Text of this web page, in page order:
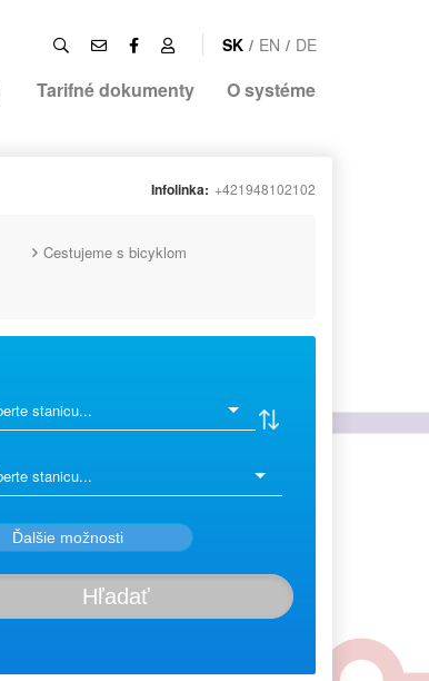
SK / EN / DE
Tarifné dokumenty O systéme
Infolinka: +421948102102
Cestujeme s bicyklom